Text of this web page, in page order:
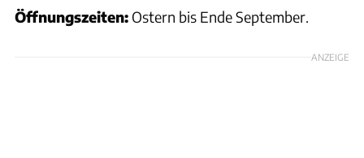
Öffnungszeiten: Ostern bis Ende September.
ANZEIGE